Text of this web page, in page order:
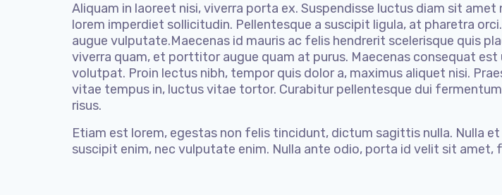
Aliquam in laoreet nisi, viverra porta ex. Suspendisse luctus diam sit
lorem imperdiet sollicitudin. Pellentesque a suscipit ligula, at pharetra
augue vulputate.Maecenas id mauris ac felis hendrerit scelerisque quis
viverra quam, et porttitor augue quam at purus. Maecenas consequat
volutpat. Proin lectus nibh, tempor quis dolor a, maximus aliquet nisi.
vitae tempus in, luctus vitae tortor. Curabitur pellentesque dui
risus.
Etiam est lorem, egestas non felis tincidunt, dictum sagittis nulla. Nulla
suscipit enim, nec vulputate enim. Nulla ante odio, porta id velit sit amet,